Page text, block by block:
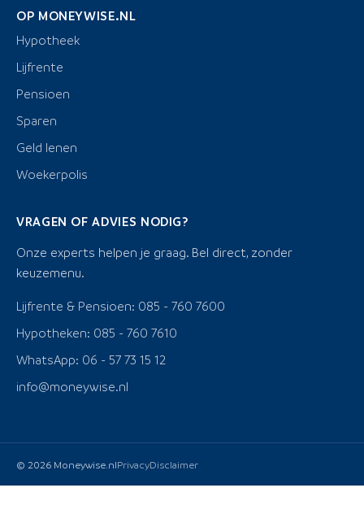
OP MONEYWISE.NL
Hypotheek
Lijfrente
Pensioen
Sparen
Geld lenen
Woekerpolis
VRAGEN OF ADVIES NODIG?
Onze experts helpen je graag. Bel direct, zonder
keuzemenu.
Lijfrente & Pensioen: 085 - 760 7600
Hypotheken: 085 - 760 7610
WhatsApp: 06 - 57 73 15 12
info@moneywise.nl
© 2026 Moneywise.nlPrivacyDisclaimer